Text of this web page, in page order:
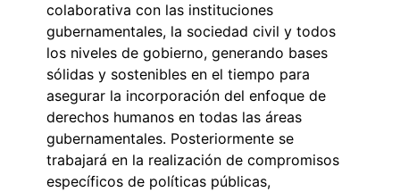
colaborativa con las instituciones
gubernamentales, la sociedad civil y todos
los niveles de gobierno, generando bases
sólidas y sostenibles en el tiempo para
asegurar la incorporación del enfoque de
derechos humanos en todas las áreas
gubernamentales. Posteriormente se
trabajará en la realización de compromisos
específicos de políticas públicas,